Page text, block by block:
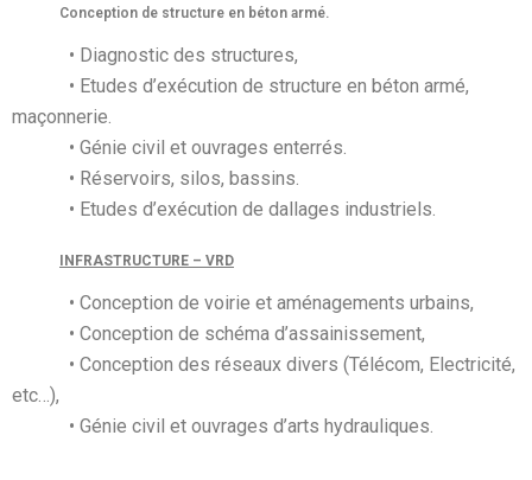
Conception de structure en béton armé.
• Diagnostic des structures,
• Etudes d’exécution de structure en béton armé,
maçonnerie.
• Génie civil et ouvrages enterrés.
• Réservoirs, silos, bassins.
• Etudes d’exécution de dallages industriels.
INFRASTRUCTURE – VRD
• Conception de voirie et aménagements urbains,
• Conception de schéma d’assainissement,
• Conception des réseaux divers (Télécom, Electricité,
etc…),
• Génie civil et ouvrages d’arts hydrauliques.